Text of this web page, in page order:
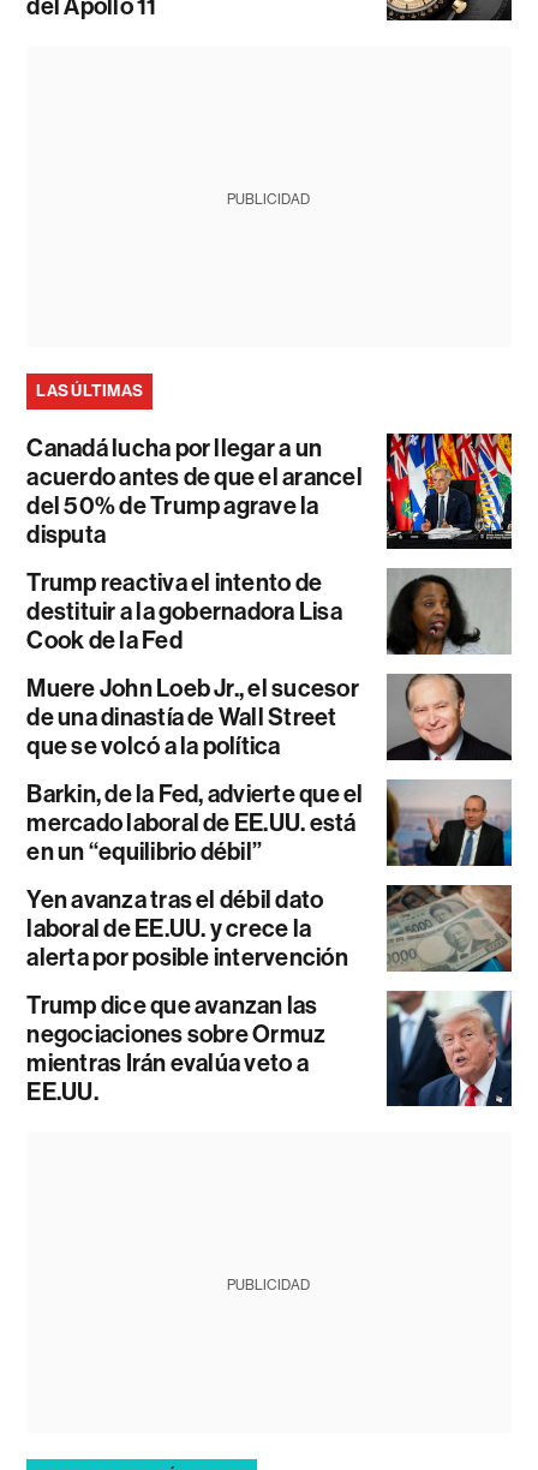
del Apollo 11
PUBLICIDAD
LAS ÚLTIMAS
Canadá lucha por llegar a un
acuerdo antes de que el arancel
del 50% de Trump agrave la
disputa
Trump reactiva el intento de
destituir a la gobernadora Lisa
Cook de la Fed
Muere John Loeb Jr., el sucesor
de una dinastía de Wall Street
que se volcó a la política
Barkin, de la Fed, advierte que el
mercado laboral de EE.UU. está
en un “equilibrio débil”
Yen avanza tras el débil dato
laboral de EE.UU. y crece la
alerta por posible intervención
Trump dice que avanzan las
negociaciones sobre Ormuz
mientras Irán evalúa veto a
EE.UU.
PUBLICIDAD